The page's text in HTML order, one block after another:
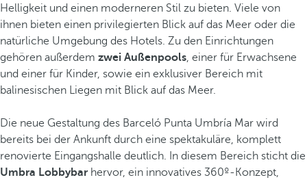
Helligkeit und einen moderneren Stil zu bieten. Viele von
ihnen bieten einen privilegierten Blick auf das Meer oder die
natürliche Umgebung des Hotels. Zu den Einrichtungen
gehören außerdem zwei Außenpools, einer für Erwachsene
und einer für Kinder, sowie ein exklusiver Bereich mit
balinesischen Liegen mit Blick auf das Meer.
Die neue Gestaltung des Barceló Punta Umbría Mar wird
bereits bei der Ankunft durch eine spektakuläre, komplett
renovierte Eingangshalle deutlich. In diesem Bereich sticht die
Umbra Lobbybar hervor, ein innovatives 360º-Konzept,